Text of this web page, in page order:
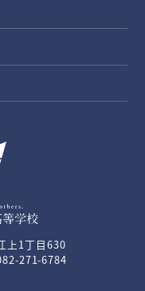
上1丁目630
271-6784